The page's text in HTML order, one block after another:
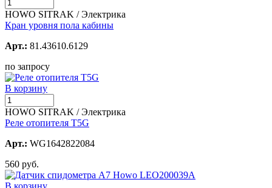
HOWO SITRAK / Электрика
Кран уровня пола кабины
Арт.: 81.43610.6129
по запросу
В корзину
HOWO SITRAK / Электрика
Реле отопителя T5G
Арт.: WG1642822084
560 руб.
В корзину